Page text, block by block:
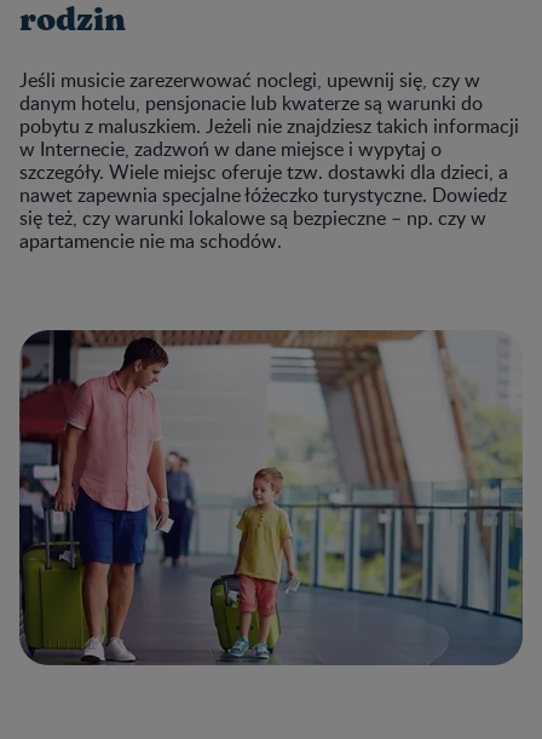
rodzin
Jeśli musicie zarezerwować noclegi, upewnij się, czy w
danym hotelu, pensjonacie lub kwaterze są warunki do
pobytu z maluszkiem. Jeżeli nie znajdziesz takich informacji
w Internecie, zadzwoń w dane miejsce i wypytaj o
szczegóły. Wiele miejsc oferuje tzw. dostawki dla dzieci, a
nawet zapewnia specjalne łóżeczko turystyczne. Dowiedz
się też, czy warunki lokalowe są bezpieczne – np. czy w
apartamencie nie ma schodów.